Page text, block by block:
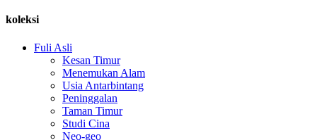
koleksi
Fuli Asli
Kesan Timur
Menemukan Alam
Usia Antarbintang
Peninggalan
Taman Timur
Studi Cina
Neo-geo